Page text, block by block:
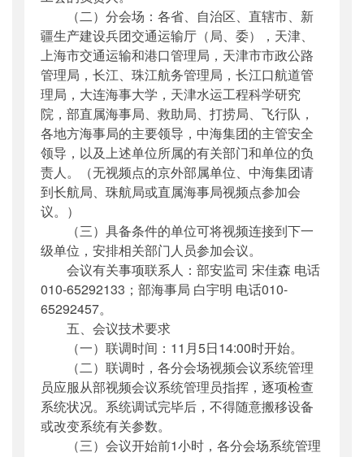
（二）分会场：各省、自治区、直辖市、新
疆生产建设兵团交通运输厅（局、委），天津、
上海市交通运输和港口管理局，天津市市政公路
管理局，长江、珠江航务管理局，长江口航道管
理局，大连海事大学，天津水运工程科学研究
院，部直属海事局、救助局、打捞局、飞行队，
各地方海事局的主要领导，中海集团的主管安全
领导，以及上述单位所属的有关部门和单位的负
责人。（无视频点的京外部属单位、中海集团请
到长航局、珠航局或直属海事局视频点参加会
议。）
（三）具备条件的单位可将视频连接到下一
级单位，安排相关部门人员参加会议。
会议有关事项联系人：部安监司 宋佳森 电话
010-65292133；部海事局 白宇明 电话010-
65292457。
五、会议技术要求
（一）联调时间：11月5日14:00时开始。
（二）联调时，各分会场视频会议系统管理
员应服从部视频会议系统管理员指挥，逐项检查
系统状况。系统调试完毕后，不得随意搬移设备
或改变系统有关参数。
（三）会议开始前1小时，各分会场系统管理